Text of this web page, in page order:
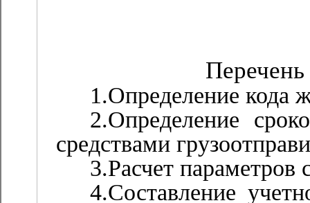
1.Определение кода
2.Определение
средствами
3.Расчет параметров
4.Составление